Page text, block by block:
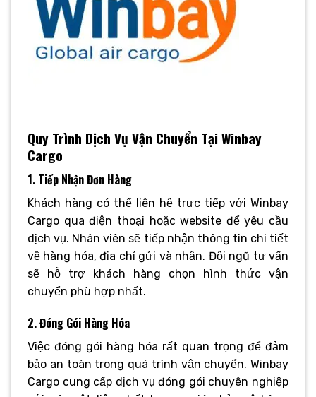
Quy Trình Dịch Vụ Vận Chuyển Tại Winbay
Cargo
1. Tiếp Nhận Đơn Hàng
Khách hàng có thể liên hệ trực tiếp với Winbay
Cargo qua điện thoại hoặc website để yêu cầu
dịch vụ. Nhân viên sẽ tiếp nhận thông tin chi tiết
về hàng hóa, địa chỉ gửi và nhận. Đội ngũ tư vấn
sẽ hỗ trợ khách hàng chọn hình thức vận
chuyển phù hợp nhất.
2. Đóng Gói Hàng Hóa
Việc đóng gói hàng hóa rất quan trọng để đảm
bảo an toàn trong quá trình vận chuyển. Winbay
Cargo cung cấp dịch vụ đóng gói chuyên nghiệp